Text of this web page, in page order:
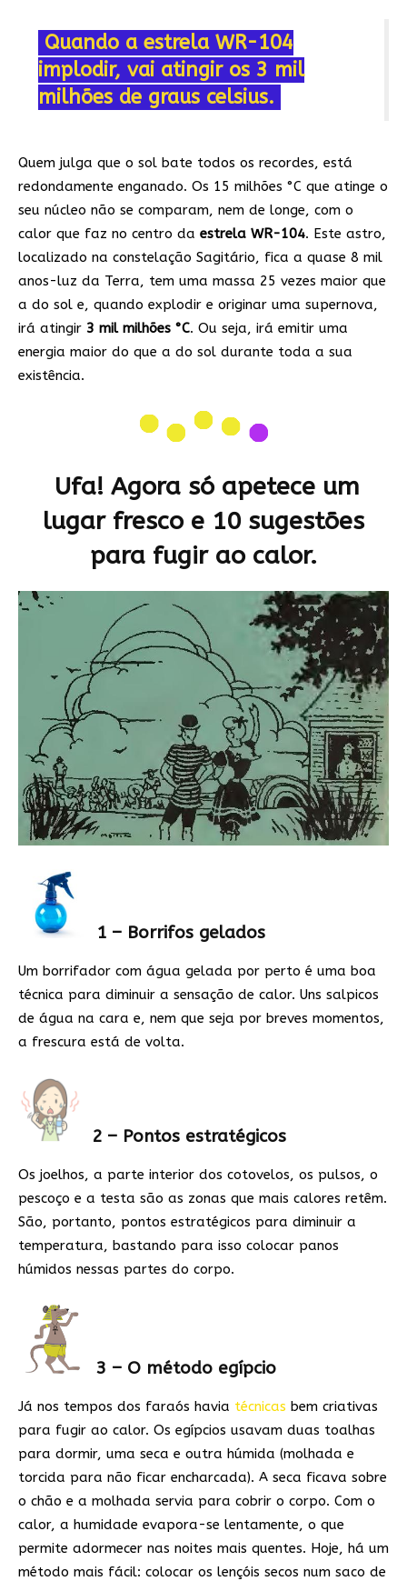
Quando a estrela WR-104
implodir, vai atingir os 3 mil
milhões de graus celsius.
Quem julga que o sol bate todos os recordes, está
redondamente enganado. Os 15 milhões °C que atinge o
seu núcleo não se comparam, nem de longe, com o
calor que faz no centro da estrela WR-104. Este astro,
localizado na constelação Sagitário, fica a quase 8 mil
anos-luz da Terra, tem uma massa 25 vezes maior que
a do sol e, quando explodir e originar uma supernova,
irá atingir 3 mil milhões °C. Ou seja, irá emitir uma
energia maior do que a do sol durante toda a sua
existência.
Ufa! Agora só apetece um
lugar fresco e 10 sugestões
para fugir ao calor.
1 – Borrifos gelados
Um borrifador com água gelada por perto é uma boa
técnica para diminuir a sensação de calor. Uns salpicos
de água na cara e, nem que seja por breves momentos,
a frescura está de volta.
2 – Pontos estratégicos
Os joelhos, a parte interior dos cotovelos, os pulsos, o
pescoço e a testa são as zonas que mais calores retêm.
São, portanto, pontos estratégicos para diminuir a
temperatura, bastando para isso colocar panos
húmidos nessas partes do corpo.
3 – O método egípcio
Já nos tempos dos faraós havia técnicas bem criativas
para fugir ao calor. Os egípcios usavam duas toalhas
para dormir, uma seca e outra húmida (molhada e
torcida para não ficar encharcada). A seca ficava sobre
o chão e a molhada servia para cobrir o corpo. Com o
calor, a humidade evapora-se lentamente, o que
permite adormecer nas noites mais quentes. Hoje, há um
método mais fácil: colocar os lençóis secos num saco de